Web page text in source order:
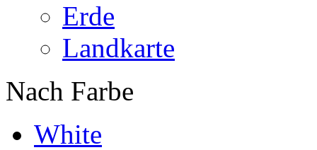
Erde
Landkarte
Nach Farbe
White